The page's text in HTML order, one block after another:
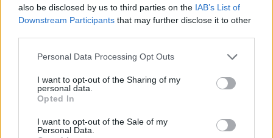
also be disclosed by us to third parties on the IAB’s List of
Downstream Participants that may further disclose it to other
Personal Data Processing Opt Outs
I want to opt-out of the Sharing of my
personal data.
Opted In
I want to opt-out of the Sale of my
Personal Data.